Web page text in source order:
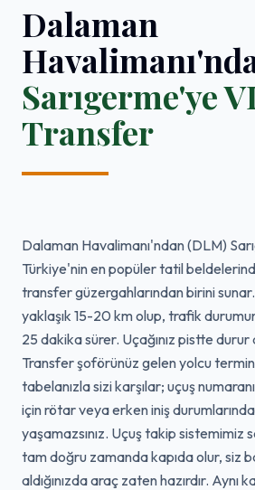
Dalaman
Sarıgerme'ye
Transfer
Dalaman Havalimanı'ndan (DLM)
Türkiye'nin en popüler tatil
transfer güzergahlarından birini
yaklaşık 15-20 km olup, trafik
25 dakika sürer. Uçağınız pistte
Transfer şoförünüz gelen yolcu
tabelanızla sizi karşılar; uçuş
için rötar veya erken iniş
yaşamazsınız. Uçuş takip sistemimiz
tam doğru zamanda kapıda olur, siz
aldığınızda araç zaten hazırdır. Aynı